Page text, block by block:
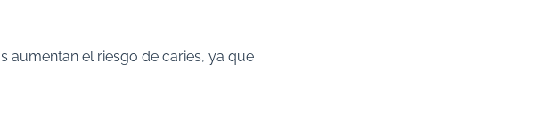
aumentan el riesgo de caries, ya que